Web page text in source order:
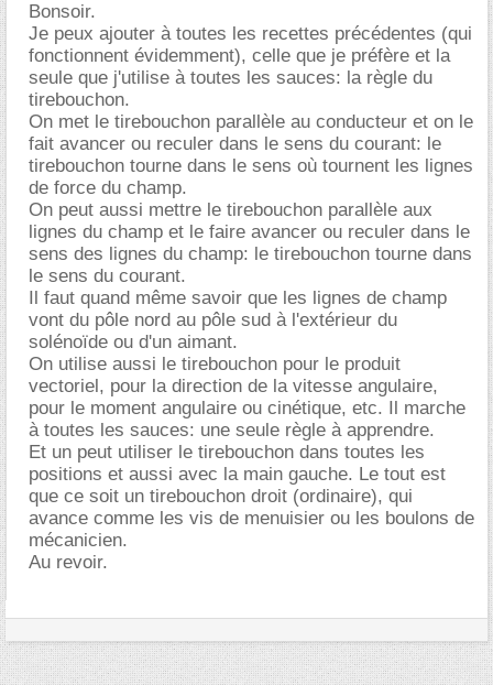
Bonsoir.
Je peux ajouter à toutes les recettes précédentes (qui
fonctionnent évidemment), celle que je préfère et la
seule que j'utilise à toutes les sauces: la règle du
tirebouchon.
On met le tirebouchon parallèle au conducteur et on le
fait avancer ou reculer dans le sens du courant: le
tirebouchon tourne dans le sens où tournent les lignes
de force du champ.
On peut aussi mettre le tirebouchon parallèle aux
lignes du champ et le faire avancer ou reculer dans le
sens des lignes du champ: le tirebouchon tourne dans
le sens du courant.
Il faut quand même savoir que les lignes de champ
vont du pôle nord au pôle sud à l'extérieur du
solénoïde ou d'un aimant.
On utilise aussi le tirebouchon pour le produit
vectoriel, pour la direction de la vitesse angulaire,
pour le moment angulaire ou cinétique, etc. Il marche
à toutes les sauces: une seule règle à apprendre.
Et un peut utiliser le tirebouchon dans toutes les
positions et aussi avec la main gauche. Le tout est
que ce soit un tirebouchon droit (ordinaire), qui
avance comme les vis de menuisier ou les boulons de
mécanicien.
Au revoir.